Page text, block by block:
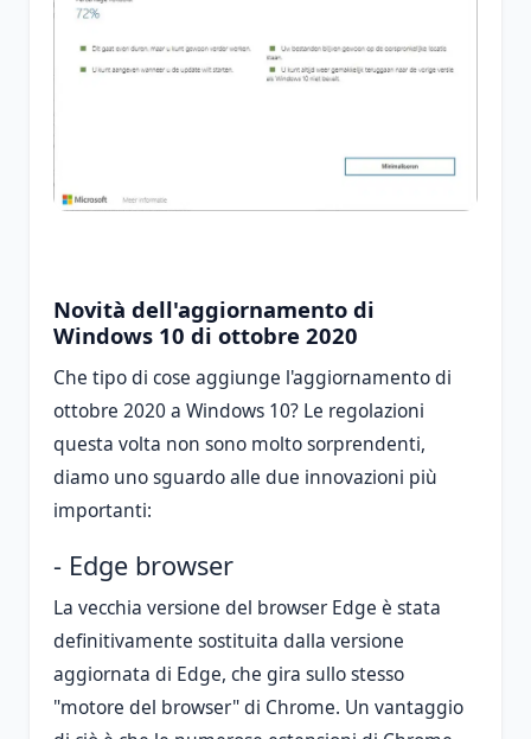
Novità dell'aggiornamento di
Windows 10 di ottobre 2020
Che tipo di cose aggiunge l'aggiornamento di
ottobre 2020 a Windows 10? Le regolazioni
questa volta non sono molto sorprendenti,
diamo uno sguardo alle due innovazioni più
importanti:
- Edge browser
La vecchia versione del browser Edge è stata
definitivamente sostituita dalla versione
aggiornata di Edge, che gira sullo stesso
"motore del browser" di Chrome. Un vantaggio